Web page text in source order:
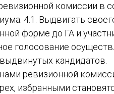
комиссии в
4.1. Выдвигать
форме до ГА и
голосование
кандидатов.
ревизионной
избранными